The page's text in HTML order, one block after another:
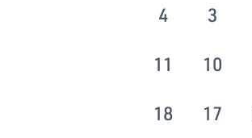
3
4
10
11
17
18